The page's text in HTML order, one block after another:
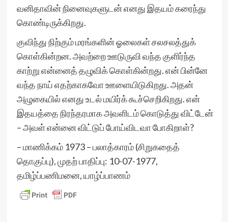
வனிதாவின் நினைவுகளுடன் எனது இதயம் கரைந்து
கொண்டிருக்கிறது.
குவிந்து நிற்கும் மரங்களின் ஓலைகள் சலசலத்துக்
கொள்கின்றன. அவற்றை ஊடுருவி வந்த குளிர்ந்த
காற்று என்னைத் தழுவிக் கொள்கின்றது. என் பின்னே
வந்த நாய் எதற்காகவோ ஊளையிடுகிறது. அதன்
அழுகையில் எனது உடல் மயிர்க் கூச்செறிகிறது. என்
இதயத்தை நிரந்தரமாக அவளிடம் கொடுத்து விட்டேன்
– அவள் என்னை விட்டுப் போய்விடவா போகிறாள்?
– மாணிக்கம் 1973 – பலாத்காரம் (சிறுகதைத்
தொகுப்பு), முதற் பாதிப்பு: 10-07-1977,
தமிழ்ப்பணிமனை, யாழ்ப்பாணம்